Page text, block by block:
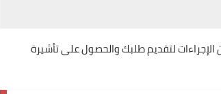
لتقديم طلبك والحصول على تأشيرة